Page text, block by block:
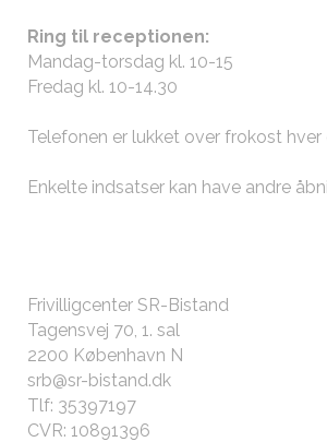
Ring til receptionen:
Mandag-torsdag kl. 10-15
Fredag kl. 10-14.30
Telefonen er lukket over frokost hver
Enkelte indsatser kan have andre
Frivilligcenter SR-Bistand
Tagensvej 70, 1. sal
2200 København N
srb@sr-bistand.dk
Tlf: 35397197
CVR: 10891396